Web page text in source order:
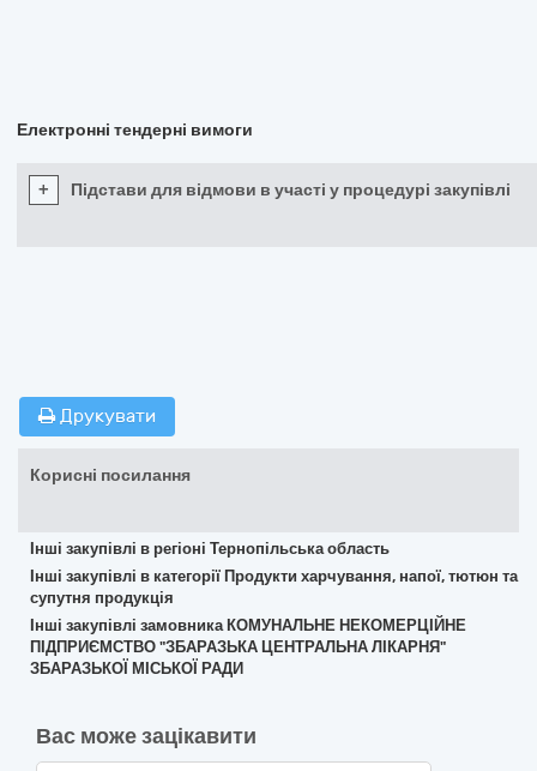
Електронні тендерні вимоги
+ Підстави для відмови в участі у процедурі закупівлі
Друкувати
Корисні посилання
Інші закупівлі в регіоні Тернопільська область
Інші закупівлі в категорії Продукти харчування, напої, тютюн та
супутня продукція
Інші закупівлі замовника КОМУНАЛЬНЕ НЕКОМЕРЦІЙНЕ
ПІДПРИЄМСТВО "ЗБАРАЗЬКА ЦЕНТРАЛЬНА ЛІКАРНЯ"
ЗБАРАЗЬКОЇ МІСЬКОЇ РАДИ
Вас може зацікавити